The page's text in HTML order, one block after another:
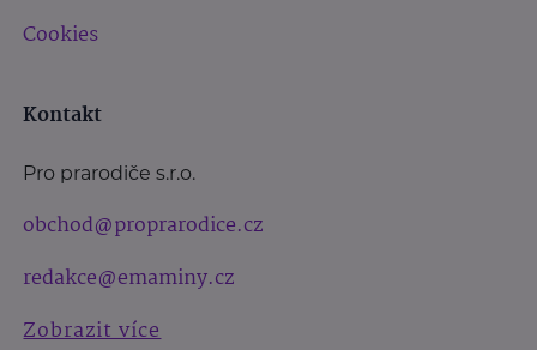
Cookies
Kontakt
Pro prarodiče s.r.o.
obchod@proprarodice.cz
redakce@emaminy.cz
Zobrazit více